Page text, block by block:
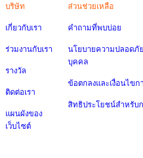
บริษัท
เกี่ยวกับเรา
ร่วมงานกับเรา
รางวัล
ติดต่อเรา
แผนผังของ
เว็บไซต์
ส่วนช่วยเหลือ
คำถามที่พบบ่อย
นโยบายความปลอดภั
บุคคล
ข้อตกลงและเงื่อนไขก
สิทธิประโยชน์สำหรับ